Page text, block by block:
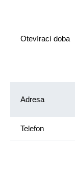
Otevírací doba
Adresa
Telefon